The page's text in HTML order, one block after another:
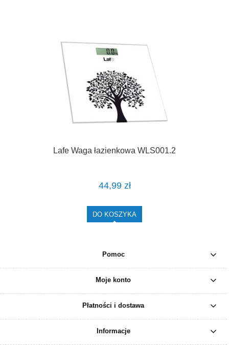
Lafe Waga łazienkowa WLS001.2
44,99 zł
DO KOSZYKA
Pomoc
Moje konto
Płatności i dostawa
Informacje